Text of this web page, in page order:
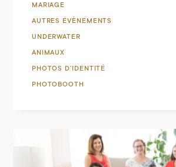
MARIAGE
AUTRES ÉVÈNEMENTS
UNDERWATER
ANIMAUX
PHOTOS D'IDENTITÉ
PHOTOBOOTH